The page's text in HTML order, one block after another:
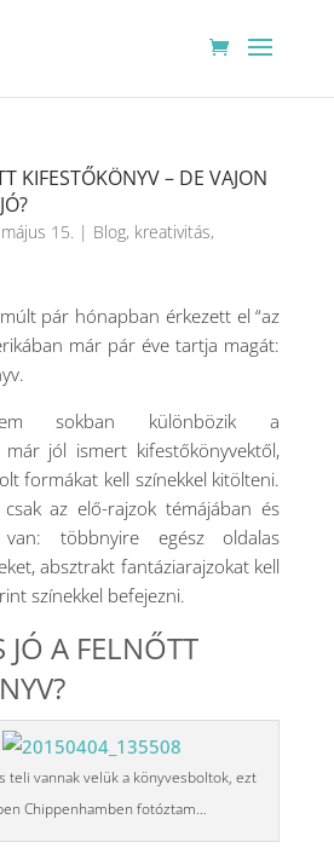
KIFESTŐKÖNYV – DE VAJON
15. | Blog, kreativitás,
pár hónapban érkezett el “az
már pár éve tartja magát:
sokban különbözik a
már jól ismert kifestőkönyvektől,
formákat kell színekkel kitölteni.
az elő-rajzok témájában és
van: többnyire egész oldalas
absztrakt fantáziarajzokat kell
színekkel befejezni.
JÓ A FELNŐTT
teli vannak velük a könyvesboltok, ezt
Chippenhamben fotóztam…